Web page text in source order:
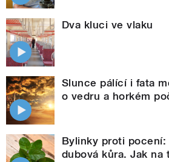
Dva kluci ve vlaku
Slunce pálící i fata
o vedru a horkém
Bylinky proti pocení:
dubová kůra. Jak na